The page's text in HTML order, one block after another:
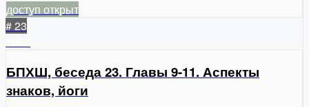
доступ открыт
# 23
БПХШ, беседа 23. Главы 9-11. Аспекты
знаков, йоги